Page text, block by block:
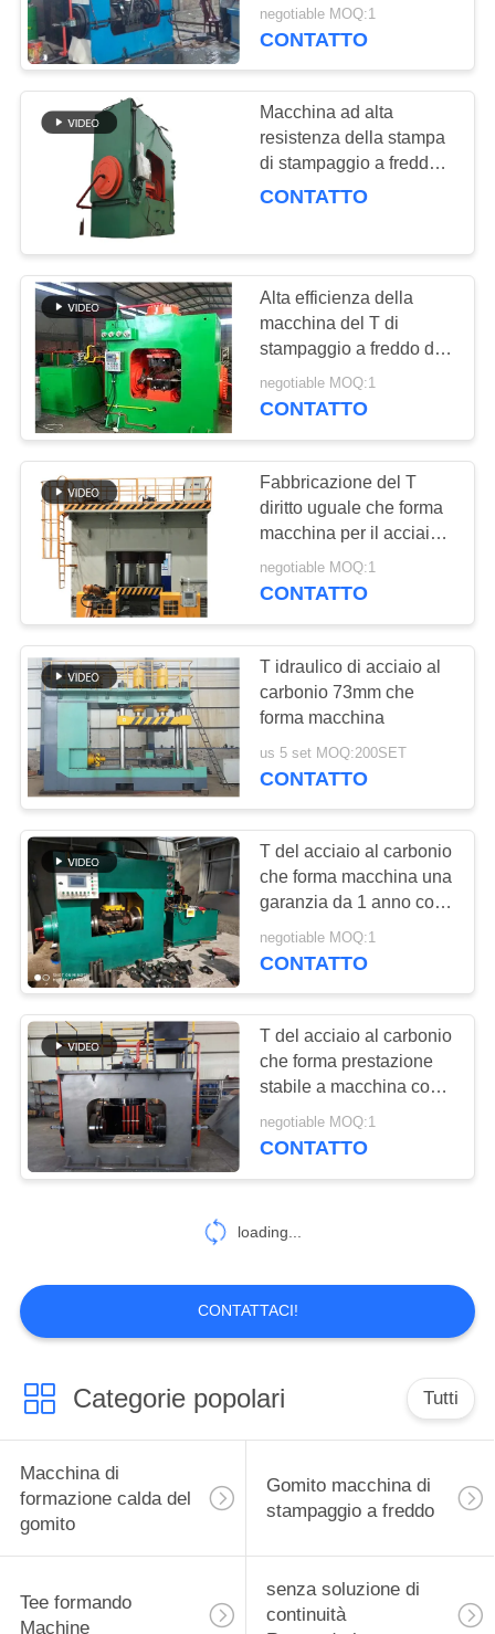
RICHIEDA
UNA
CITAZIONE
MAPPA
SITO
PRIVACY
POLICY
senza soluzione di
continuità
Raccorderia
Macchina di
smussatura
dell'accessorio per
tubi
Granigliatrice
21
tubo senza cuciture
che fa macchina
macchina
dell'estensore del
tubo
anello rotante della
11
Curvatubi idraulico
9
negotiable MOQ:1
CONTATTO
Macchina ad alta
resistenza della stampa
di stampaggio a freddo
del T con controllo
CONTATTO
Alta efficienza della
macchina del T di
stampaggio a freddo di
Asme B16.9 di
automazione
negotiable MOQ:1
CONTATTO
Fabbricazione del T
diritto uguale che forma
macchina per il acciaio
al carbonio
negotiable MOQ:1
CONTATTO
T idraulico di acciaio al
carbonio 73mm che
forma macchina
us 5 set MOQ:200SET
CONTATTO
T del acciaio al carbonio
che forma macchina una
garanzia da 1 anno con
il sistema di controllo
dello SpA
negotiable MOQ:1
CONTATTO
T del acciaio al carbonio
che forma prestazione
stabile a macchina con
CE approvato
negotiable MOQ:1
CONTATTO
loading...
CONTATTACI!
Categorie popolari Tutti
Macchina di
formazione calda del
gomito
Gomito macchina di
stampaggio a freddo
Tee formando
Machine
senza soluzione di
continuità